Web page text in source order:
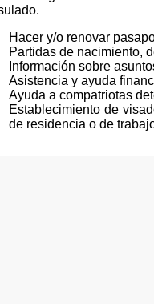
Hacer y/o renovar
Partidas de nacimiento,
Información sobre
Asistencia y ayuda
Ayuda a compatriotas
Establecimiento de
de residencia o de